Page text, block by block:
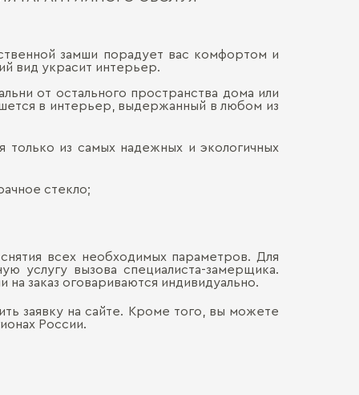
замши порадует вас комфортом и
вид украсит интерьер.
от остального пространства дома или
в интерьер, выдержанный в любом из
только из самых надежных и экологичных
стекло;
всех необходимых параметров. Для
услугу вызова специалиста-замерщика.
заказ оговариваются индивидуально.
заявку на сайте. Кроме того, вы можете
России.